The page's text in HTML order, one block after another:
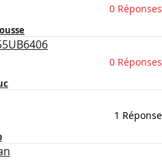
0 Réponses
0 Réponses
1 Réponse